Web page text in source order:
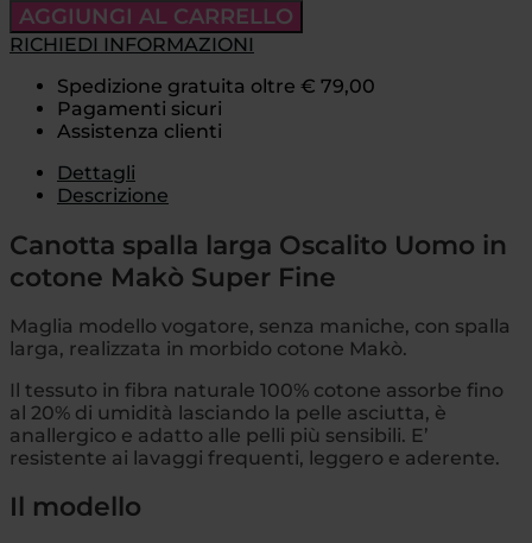
AGGIUNGI AL CARRELLO
RICHIEDI INFORMAZIONI
Spedizione gratuita oltre € 79,00
Pagamenti sicuri
Assistenza clienti
Dettagli
Descrizione
Canotta spalla larga Oscalito Uomo in
cotone Makò Super Fine
Maglia modello vogatore, senza maniche, con spalla
larga, realizzata in morbido cotone Makò.
Il tessuto in fibra naturale 100% cotone assorbe fino
al 20% di umidità lasciando la pelle asciutta, è
anallergico e adatto alle pelli più sensibili. E’
resistente ai lavaggi frequenti, leggero e aderente.
Il modello